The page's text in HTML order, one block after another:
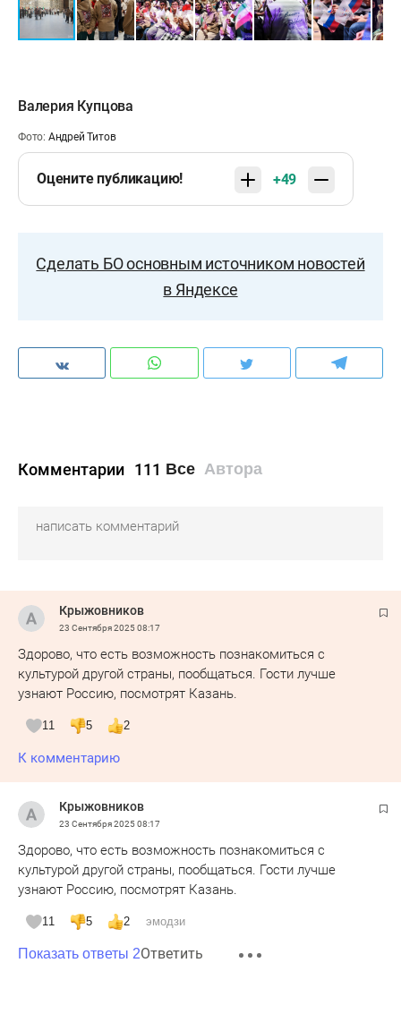
Валерия Купцова
Фото: Андрей Титов
Оцените публикацию! +49
Сделать БО основным источником новостей
в Яндексе
Комментарии 111 Все Автора
Крыжовников
23 Сентября 202508:17
Здорово, что есть возможность познакомиться с
культурой другой страны, пообщаться. Гости лучше
узнают Россию, посмотрят Казань.
11 5 2
К комментарию
Крыжовников
23 Сентября 202508:17
Здорово, что есть возможность познакомиться с
культурой другой страны, пообщаться. Гости лучше
узнают Россию, посмотрят Казань.
11 5 2 эмодзи
Показать ответы 2Ответить